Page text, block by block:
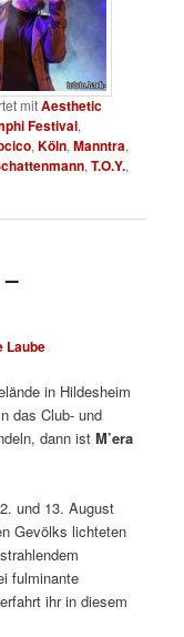
mitAesthetic
Festival,
,Köln,Manntra,
,T.O.Y.,
Laube
in Hildesheim
das Club- und
dann istM’era
und 13. August
Gevölks lichteten
fulminante
ihr in diesem